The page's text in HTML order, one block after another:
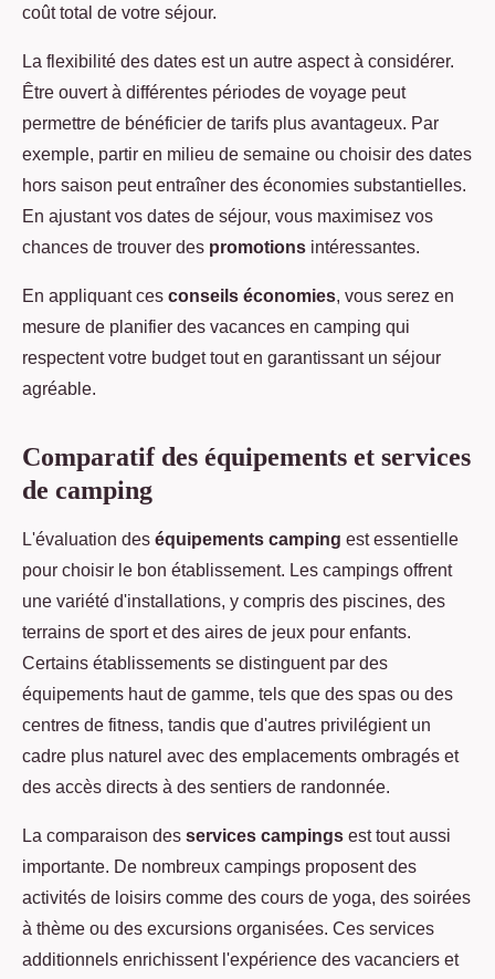
coût total de votre séjour.
La flexibilité des dates est un autre aspect à considérer.
Être ouvert à différentes périodes de voyage peut
permettre de bénéficier de tarifs plus avantageux. Par
exemple, partir en milieu de semaine ou choisir des dates
hors saison peut entraîner des économies substantielles.
En ajustant vos dates de séjour, vous maximisez vos
chances de trouver des promotions intéressantes.
En appliquant ces conseils économies, vous serez en
mesure de planifier des vacances en camping qui
respectent votre budget tout en garantissant un séjour
agréable.
Comparatif des équipements et services
de camping
L'évaluation des équipements camping est essentielle
pour choisir le bon établissement. Les campings offrent
une variété d'installations, y compris des piscines, des
terrains de sport et des aires de jeux pour enfants.
Certains établissements se distinguent par des
équipements haut de gamme, tels que des spas ou des
centres de fitness, tandis que d'autres privilégient un
cadre plus naturel avec des emplacements ombragés et
des accès directs à des sentiers de randonnée.
La comparaison des services campings est tout aussi
importante. De nombreux campings proposent des
activités de loisirs comme des cours de yoga, des soirées
à thème ou des excursions organisées. Ces services
additionnels enrichissent l'expérience des vacanciers et